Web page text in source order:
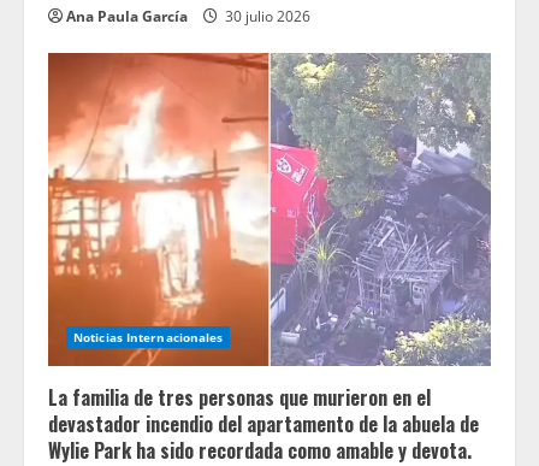
Ana Paula García 30 julio 2026
Noticias Internacionales
La familia de tres personas que murieron en el
devastador incendio del apartamento de la abuela de
Wylie Park ha sido recordada como amable y devota.